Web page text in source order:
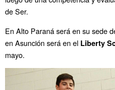
de Ser.
En Alto Paraná será en su sede
en Asunción será en el Liberty
mayo.